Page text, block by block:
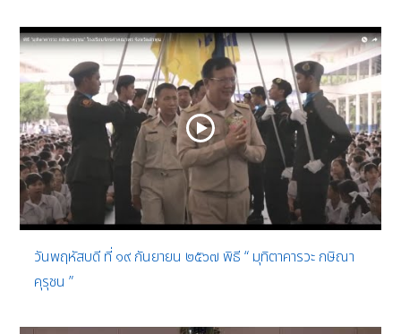
วันพฤหัสบดี ที่ ๑๙ กันยายน ๒๕๖๗ พิธี “ มุทิตาคารวะ กษิณา
คุรุชน ”